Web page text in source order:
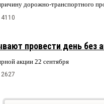
дорожно-транспортного
4110
провести день без
акции 22 сентября
2627